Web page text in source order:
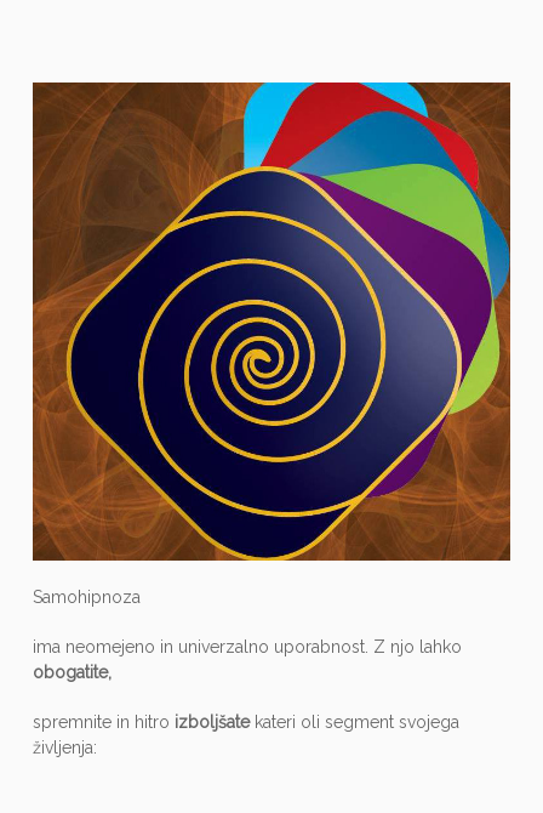
Samohipnoza
ima neomejeno in univerzalno uporabnost. Z njo lahko
obogatite,
spremnite in hitro izboljšatekateri oli segment svojega
življenja: